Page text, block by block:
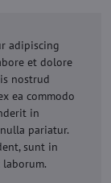
adipiscing
et dolore
nostrud
ea commodo
in
pariatur.
sunt in